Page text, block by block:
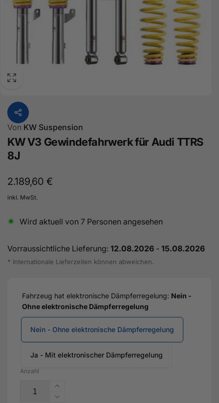
Von KW Suspension
KW V3 Gewindefahrwerk für Audi TTRS
8J
Normaler
Preis
2.189,60 €
inkl. MwSt.
Wird aktuell von 7 Personen angesehen
Vorraussichtliche Lieferung: 12.08.2026 - 15.08.2026
* Internationale Lieferzeiten können abweichen.
Fahrzeug hat elektronische Dämpferregelung: Nein -
Ohne elektronische Dämpferregelung
Nein - Ohne elektronische Dämpferregelung
Ja - Mit elektronischer Dämpferregelung
Anzahl
Erhöhe
die